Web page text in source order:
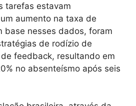
tarefas estavam
aumento na taxa de
base nesses dados, foram
de rodízio de
feedback, resultando em
no absenteísmo após seis